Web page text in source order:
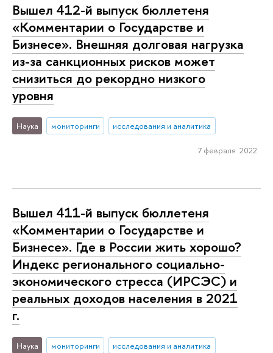
Вышел 412-й выпуск бюллетеня
«Комментарии о Государстве и
Бизнесе». Внешняя долговая нагрузка
из-за санкционных рисков может
снизиться до рекордно низкого
уровня
Наука мониторинги исследования и аналитика
7 февраля 2022
Вышел 411-й выпуск бюллетеня
«Комментарии о Государстве и
Бизнесе». Где в России жить хорошо?
Индекс регионального социально-
экономического стресса (ИРСЭС) и
реальных доходов населения в 2021
г.
Наука мониторинги исследования и аналитика